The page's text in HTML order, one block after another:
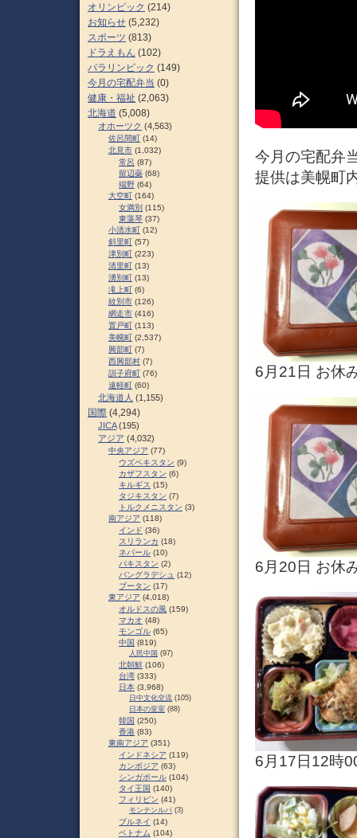
今月の宅配弁
提供は美幌町
6月21日 お休
6月20日 お休
6月17日12時
オリンピック (214)
お知らせ (5,232)
スポーツ (813)
ドラえもん (102)
パラリンピック (149)
今月の宅配弁当 (0)
健康・福祉 (2,063)
北海道 (5,008)
オホーツク (4,563)
佐呂間町 (14)
北見市 (1,032)
常呂 (87)
留辺蘂 (68)
端野 (64)
大空町 (164)
女満別 (115)
東藻琴 (37)
小清水町 (12)
斜里町 (57)
津別町 (223)
清里町 (13)
湧別町 (13)
滝上町 (6)
紋別市 (126)
網走市 (416)
置戸町 (113)
美幌町 (2,537)
興部町 (7)
西興部村 (7)
訓子府町 (76)
遠軽町 (60)
北海道人 (1,155)
国際 (4,294)
JICA(195)
アジア (4,032)
中央アジア (77)
ウズベキスタン (9)
カザフスタン (6)
キルギス (15)
タジキスタン (7)
トルクメニスタン (3)
南アジア (118)
インド (36)
スリランカ (18)
ネパール (10)
パキスタン (2)
バングラデシュ (12)
ブータン (17)
東アジア (4,018)
オルドスの風 (159)
マカオ (48)
モンゴル (65)
中国 (819)
人民中国 (97)
北朝鮮 (106)
台湾 (333)
日本 (3,968)
日中文化交流 (105)
日本の皇室 (88)
韓国 (250)
香港 (83)
東南アジア (351)
インドネシア (119)
カンボジア (63)
シンガポール (104)
タイ王国 (140)
フィリピン (41)
モンテンルパ (3)
ブルネイ (14)
ベトナム (104)